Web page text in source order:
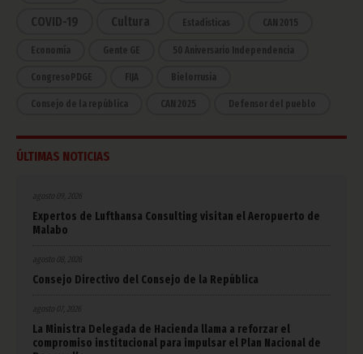
COVID-19 Cultura Estadísticas CAN 2015
Economía Gente GE 50 Aniversario Independencia
CongresoPDGE FIJA Bielorrusia
Consejo de la república CAN 2025 Defensor del pueblo
ÚLTIMAS NOTICIAS
agosto 09, 2026
Expertos de Lufthansa Consulting visitan el Aeropuerto de
Malabo
Consejo Directivo del Consejo de la República
agosto 07, 2026
La Ministra Delegada de Hacienda llama a reforzar el
compromiso institucional para impulsar el Plan Nacional de